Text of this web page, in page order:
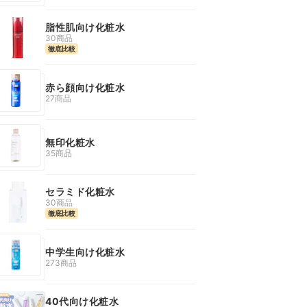
脂性肌向け化粧水
30商品
徹底比較
赤ら顔向け化粧水
27商品
無印化粧水
35商品
セラミド化粧水
30商品
徹底比較
中学生向け化粧水
273商品
40代向け化粧水